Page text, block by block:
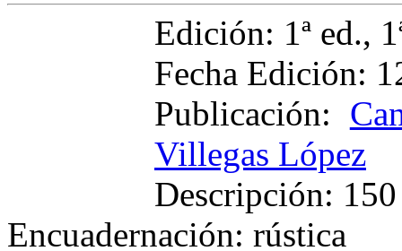
Edición: 1ª ed.,
Fecha Edición:
Publicación:
Villegas López
Descripción:
Encuadernación: rústica